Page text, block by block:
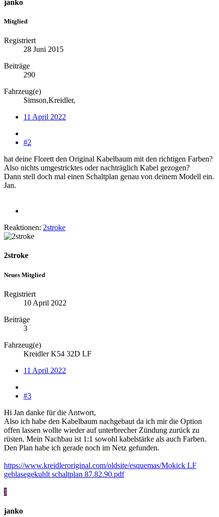
janko
Mitglied
Registriert
28 Juni 2015
Beiträge
290
Fahrzeug(e)
Simson,Kreidler,
11 April 2022
#2
hat deine Florett den Original Kabelbaum mit den richtigen Farben?
Also nichts umgestricktes oder nachträglich Kabel gezogen?
Dann stell doch mal einen Schaltplan genau von deinem Modell ein.
Jan.
Reaktionen: 2stroke
2stroke
Neues Mitglied
Registriert
10 April 2022
Beiträge
3
Fahrzeug(e)
Kreidler K54 32D LF
11 April 2022
#3
Hi Jan danke für die Antwort,
Also ich habe den Kabelbaum nachgebaut da ich mir die Option
offen lassen wollte wieder auf unterbrecher Zündung zurück zu
rüsten. Mein Nachbau ist 1:1 sowohl kabelstärke als auch Farben.
Den Plan habe ich gerade noch im Netz gefunden.
https://www.kreidleroriginal.com/oldsite/esquemas/Mokick LF
geblasegekuhlt schaltplan 87.82.90.pdf
J
janko